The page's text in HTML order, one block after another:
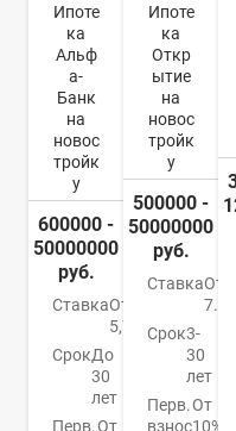
Ипоте
ка
Альф
а-
Банк
на
новос
тройк
у
600000 -
50000000
руб.
СтавкаОт
5,79%
СрокДо
30
лет
Перв.От
Ипоте
ка
Откр
ытие
на
новос
тройк
у
500000 -
50000000
руб.
СтавкаОт
7.5%
Срок3-
30
лет
Перв.
взнос
От
10%